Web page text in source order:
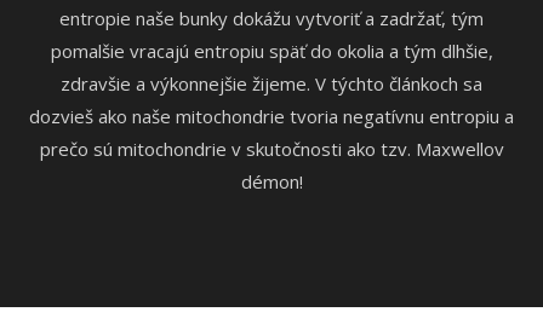
entropie naše bunky dokážu vytvoriť a zadržať, tým
pomalšie vracajú entropiu späť do okolia a tým dlhšie,
zdravšie a výkonnejšie žijeme. V týchto článkoch sa
dozvieš ako naše mitochondrie tvoria negatívnu entropiu a
prečo sú mitochondrie v skutočnosti ako tzv. Maxwellov
démon!